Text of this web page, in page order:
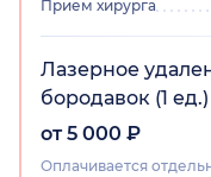
Прием хирурга
Лазерное
бородавок (1 ед.)
от 5 000 ₽
Оплачивается